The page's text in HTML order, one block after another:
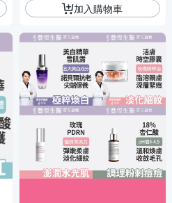
加入購物車